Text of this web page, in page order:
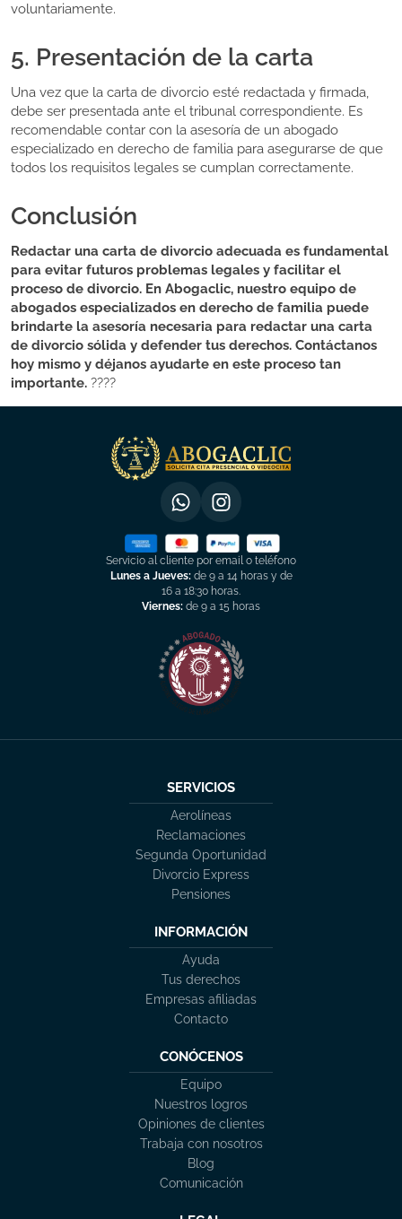
voluntariamente.
5. Presentación de la carta
Una vez que la carta de divorcio esté redactada y firmada,
debe ser presentada ante el tribunal correspondiente. Es
recomendable contar con la asesoría de un abogado
especializado en derecho de familia para asegurarse de que
todos los requisitos legales se cumplan correctamente.
Conclusión
Redactar una carta de divorcio adecuada es fundamental
para evitar futuros problemas legales y facilitar el
proceso de divorcio. En Abogaclic, nuestro equipo de
abogados especializados en derecho de familia puede
brindarte la asesoría necesaria para redactar una carta
de divorcio sólida y defender tus derechos. Contáctanos
hoy mismo y déjanos ayudarte en este proceso tan
importante. ????
Servicio al cliente por email o teléfono
Lunes a Jueves:de 9 a 14 horas y de
16 a 18:30 horas.
Viernes: de 9 a 15 horas
SERVICIOS
Aerolíneas
Reclamaciones
Segunda Oportunidad
Divorcio Express
Pensiones
INFORMACIÓN
Ayuda
Tus derechos
Empresas afiliadas
Contacto
CONÓCENOS
Equipo
Nuestros logros
Opiniones de clientes
Trabaja con nosotros
Blog
Comunicación